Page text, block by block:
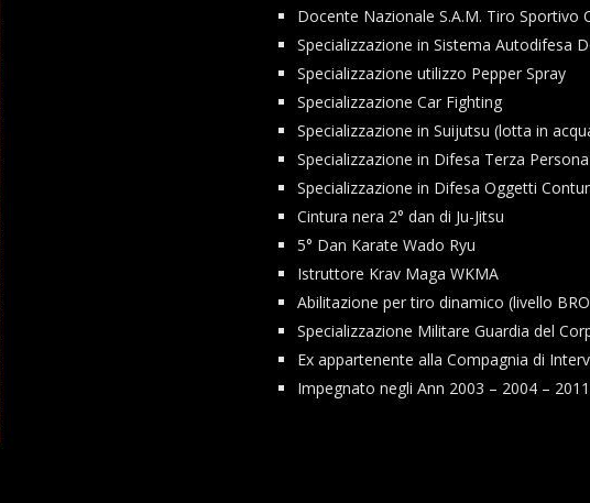
Docente Nazionale S.A.M. Tiro Sportivo
Specializzazione in Sistema Autodifesa
Specializzazione utilizzo Pepper Spray
Specializzazione Car Fighting
Specializzazione in Suijutsu (lotta in
Specializzazione in Difesa Terza Persona
Specializzazione in Difesa Oggetti
Cintura nera 2° dan di Ju-Jitsu
5° Dan Karate Wado Ryu
Istruttore Krav Maga WKMA
Abilitazione per tiro dinamico (livello
Specializzazione Militare Guardia del
Ex appartenente alla Compagnia di
Impegnato negli Ann 2003 – 2004 –